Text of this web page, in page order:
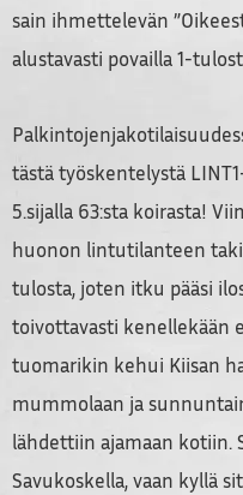
sain ihmettelevän
alustavasti povailla 1-
tästä työskentelystä
5.sijalla 63:sta koirasta!
huonon lintutilanteen
tulosta, joten itku pääsi
toivottavasti kenellekään
tuomarikin kehui Kiisan
mummolaan ja
lähdettiin ajamaan kotiin.
Savukoskella, vaan kyllä